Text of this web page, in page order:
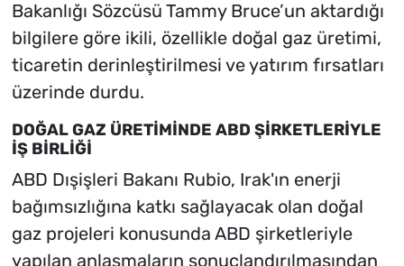
Bakanlığı Sözcüsü Tammy Bruce’un aktardığı
bilgilere göre ikili, özellikle doğal gaz üretimi,
ticaretin derinleştirilmesi ve yatırım fırsatları
üzerinde durdu.
DOĞAL GAZ ÜRETİMİNDE ABD ŞİRKETLERİYLE
İŞ BİRLİĞİ
ABD Dışişleri Bakanı Rubio, Irak'ın enerji
bağımsızlığına katkı sağlayacak olan doğal
gaz projeleri konusunda ABD şirketleriyle
yapılan anlaşmaların sonuçlandırılmasından